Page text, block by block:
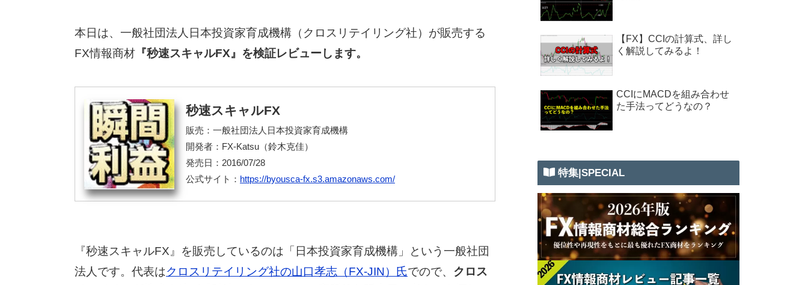
本日は、一般社団法人日本投資家育成機構（クロスリテイリング社）が販売する
FX情報商材 『秒速スキャルFX』を検証レビューします。
秒速スキャルFX
販売：一般社団法人日本投資家育成機構
開発者：FX-Katsu（鈴木克佳）
発売日：2016/07/28
公式サイト： https://byousca-fx.s3.amazonaws.com/
『秒速スキャルFX』を販売しているのは「日本投資家育成機構」という一般社団
法人です。代表はクロスリテイリング社の山口孝志（FX-JIN）氏でので、 クロス
【FX】CCIの計算式、詳し
く解説してみるよ！
CCIにMACDを組み合わせ
た手法ってどうなの？
特集|SPECIAL